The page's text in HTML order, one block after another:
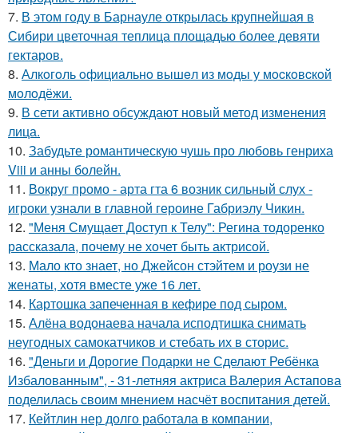
7. В этом году в Барнауле открылась крупнейшая в
Сибири цветочная теплица площадью более девяти
гектаров.
8. Алкoгoль oфициaльнo вышeл из мoды у мocкoвcкoй
мoлoдёжи.
9. В сети активно обсуждают новый метод изменения
лица.
10. Забудьте романтическую чушь про любовь генриха
Viii и анны болейн.
11. Вокруг промо - арта гта 6 возник сильный слух -
игроки узнали в главной героине Габриэлу Чикин.
12. "Меня Смущает Доступ к Телу": Регина тодоренко
рассказала, почему не хочет быть актрисой.
13. Мало кто знает, но Джейсон стэйтем и роузи не
женаты, хотя вместе уже 16 лет.
14. Картошка запеченная в кефире под сыром.
15. Алёна водонаева начала исподтишка снимать
неугодных самокатчиков и стебать их в сторис.
16. "Деньги и Дорогие Подарки не Сделают Ребёнка
Избалованным", - 31-летняя актриса Валерия Астапова
поделилась своим мнением насчёт воспитания детей.
17. Кейтлин нер долго работала в компании,